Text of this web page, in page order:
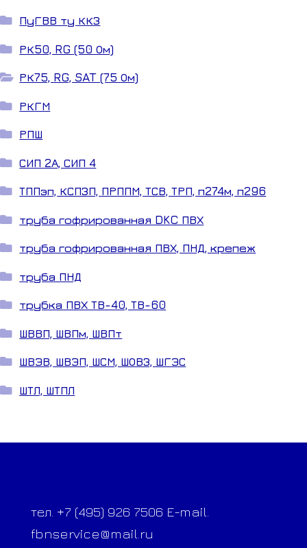
ПуГВВ ту ККЗ
РК50, RG (50 Ом)
РК75, RG, SAT (75 Ом)
РКГМ
РПШ
СИП 2А, СИП 4
ТППэп, КСПЗП, ПРППМ, ТСВ, ТРП, п274м, п296
труба гофрированная DKC ПВХ
труба гофрированная ПВХ, ПНД, крепеж
труба ПНД
трубка ПВХ ТВ-40, ТВ-60
ШВВП, ШВПм, ШВПт
ШВЭВ, ШВЭП, ШСМ, ШОВЗ, ШГЭС
ШТЛ, ШТПЛ
тел. +7 (495) 926 7506 E-mail.
fbnservice@mail.ru